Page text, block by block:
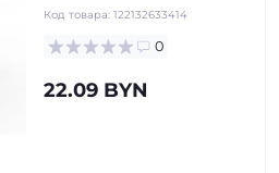
Код товара: 122132633414
0
22.09 BYN